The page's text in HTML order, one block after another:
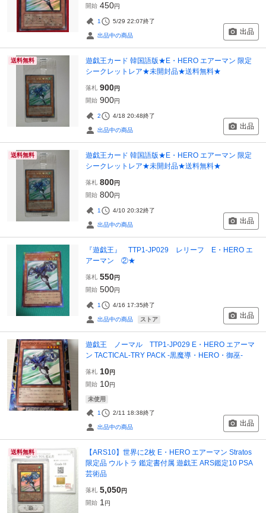
開始 450円
1 5/29 22:07終了
出品中の商品 出品
送料無料
遊戯王カード 韓国語版★E・HERO エアーマン 限定
シークレットレア★未開封品★送料無料★
落札 900円
開始 900円
2 4/18 20:48終了
出品中の商品 出品
送料無料
遊戯王カード 韓国語版★E・HERO エアーマン 限定
シークレットレア★未開封品★送料無料★
落札 800円
開始 800円
1 4/10 20:32終了
出品中の商品 出品
『遊戯王』 TTP1-JP029 レリーフ E・HERO エ
アーマン ②★
落札 550円
開始 500円
1 4/16 17:35終了
出品中の商品 ストア 出品
遊戯王 ノーマル TTP1-JP029 E・HERO エアーマ
ン TACTICAL-TRY PACK -黒魔導・HERO・御巫-
落札 10円
開始 10円
未使用
1 2/11 18:38終了
出品中の商品 出品
送料無料
【ARS10】世界に2枚 E・HERO エアーマン Stratos
限定品 ウルトラ 鑑定書付属 遊戯王 ARS鑑定10 PSA
芸術品
落札 5,050円
開始 1 円